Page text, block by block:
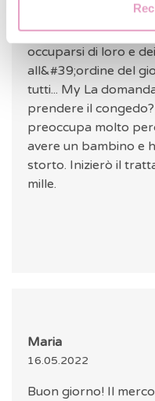
devo fare sforzi fisici,
&quot;responsabile
occuparsi di loro e
all&#39;ordine del
tutti... My La
prendere il
preoccupa molto
avere un bambino e
storto. Inizierò il
mille.
Maria
16.05.2022
Buon giorno! Il